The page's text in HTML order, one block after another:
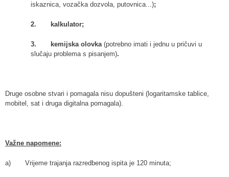
iskaznica, vozačka dozvola, putovnica...);
2. kalkulator;
3. kemijska olovka (potrebno imati i jednu u pričuvi u
slučaju problema s pisanjem).
Druge osobne stvari i pomagala nisu dopušteni (logaritamske tablice,
mobitel, sat i druga digitalna pomagala).
Važne napomene:
a) Vrijeme trajanja razredbenog ispita je 120 minuta;